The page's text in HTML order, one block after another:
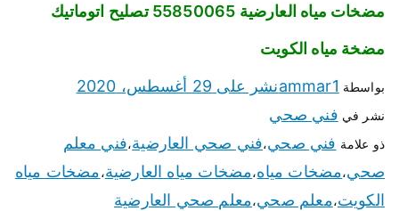
مضخات مياه العارضية 55850065 تصليح اتوماتيك
مضخة مياه الكويت
بواسطة ammar1نشر على 29 أغسطس، 2020
نشر في فني صحي
ذو علامة فني صحي،فني صحي العارضية،فني معلم
صحي،مضخات مياه،مضخات مياه العارضية،مضخات مياه
الكويت،معلم صحي،معلم صحي العارضية